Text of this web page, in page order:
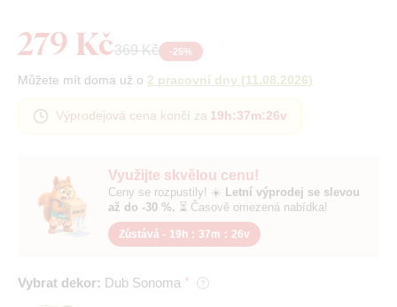
Využijte skvělou cenu!
Ceny se rozpustily! ☀️ Letní výprodej se slevou
až do -30 %. ⏳ Časově omezená nabídka!
Zůstává - 19h : 37m : 25v
Vybrat dekor: Dub Sonoma
279 Kč369 Kč -25%
Můžete mít doma už o 2 pracovní dny (11.08.2026)
Výprodejová cena končí za 19h:37m:25v